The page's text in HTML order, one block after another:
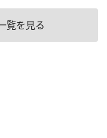
覧を見る